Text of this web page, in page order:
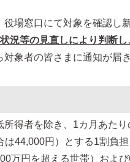
場窓口にて対象を確認し
況等の見直しにより判断
象者の皆さまに通知が届
得者を除き、1カ月あた
は44,000円）とする1割負
万円を超える世帯）およ